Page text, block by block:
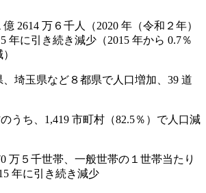
2614 万６千人（2020 年（令和２年）
年に引き続き減少（2015 年から 0.7％
、埼玉県など８都県で人口増加、39 道
のうち、1,419 市町村（82.5％）で人口減
万５千世帯、一般世帯の１世帯当たり
年に引き続き減少